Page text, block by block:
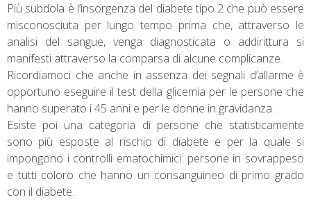
Più subdola è l’insorgenza del diabete tipo 2 che può essere
misconosciuta per lungo tempo prima che, attraverso le
analisi del sangue, venga diagnosticata o addirittura si
manifesti attraverso la comparsa di alcune complicanze.
Ricordiamoci che anche in assenza dei segnali d’allarme è
opportuno eseguire il test della glicemia per le persone che
hanno superato i 45 anni e per le donne in gravidanza.
Esiste poi una categoria di persone che statisticamente
sono più esposte al rischio di diabete e per la quale si
impongono i controlli ematochimici: persone in sovrappeso
e tutti coloro che hanno un consanguineo di primo grado
con il diabete.